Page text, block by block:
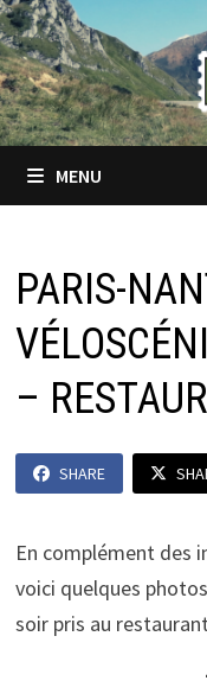
Passer
au
contenu
MENU
PARIS-
–
SHARE
En complément des
voici quelques
soir pris au